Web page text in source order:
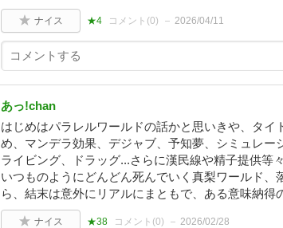
ナイス ★4 コメント(0) 2026/04/11
あっ!chan
はじめはパラレルワールドの話かと思いきや、タイ
め、マンデラ効果、デジャブ、予知夢、シミュレー
ライビング、ドラッグ...さらに漢民線や精子提供等
いつものようにどんどん死んでいく真梨ワールド、
ら、結末は意外にリアルにまともで、ある意味納得
ナイス ★38 コメント(0) 2026/02/28